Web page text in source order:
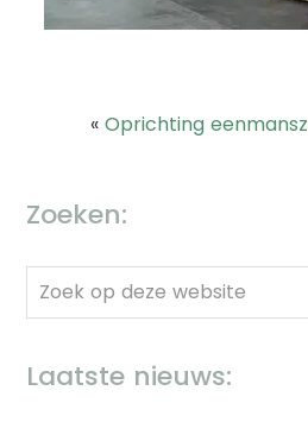
« Oprichting
Zoeken:
Zoek
op
website
Laatste nieuws: